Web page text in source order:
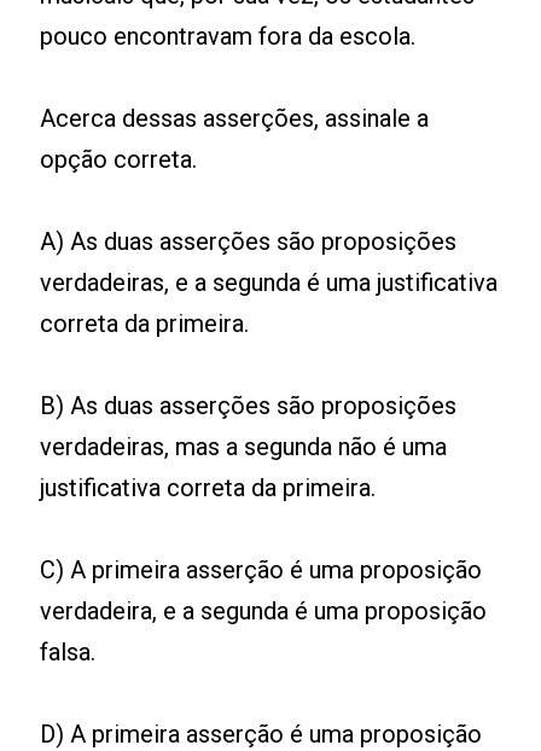
pouco encontravam fora da escola.
Acerca dessas asserções, assinale a
opção correta.
A) As duas asserções são proposições
verdadeiras, e a segunda é uma justificativa
correta da primeira.
B) As duas asserções são proposições
verdadeiras, mas a segunda não é uma
justificativa correta da primeira.
C) A primeira asserção é uma proposição
verdadeira, e a segunda é uma proposição
falsa.
D) A primeira asserção é uma proposição